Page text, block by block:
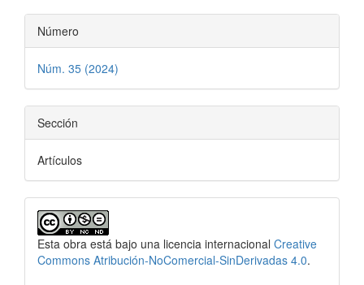
Número
Núm. 35 (2024)
Sección
Artículos
Esta obra está bajo una licencia internacional Creative
Commons Atribución-NoComercial-SinDerivadas 4.0.